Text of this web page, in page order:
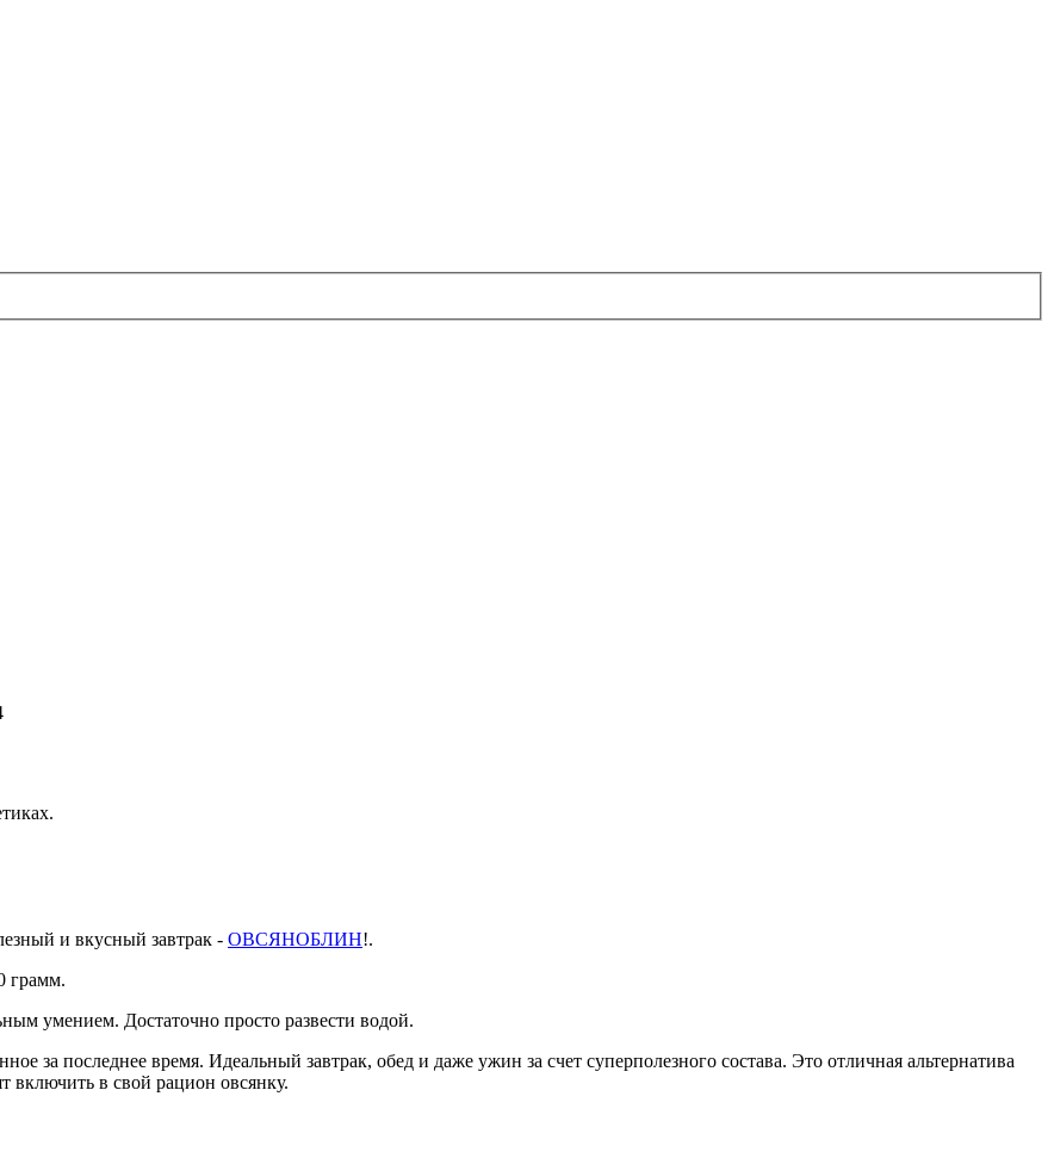
и вкусный завтрак - ОВСЯНОБЛИН!.
грамм.
умением. Достаточно просто развести водой.
за последнее время. Идеальный завтрак, обед и даже ужин за счет суперполезного состава. Это отличная альтернатива
включить в свой рацион овсянку.